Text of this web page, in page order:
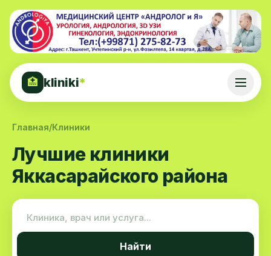
🏥 kliniki*
Главная/Клиники
Лучшие клиники
Яккасарайского района
Найти